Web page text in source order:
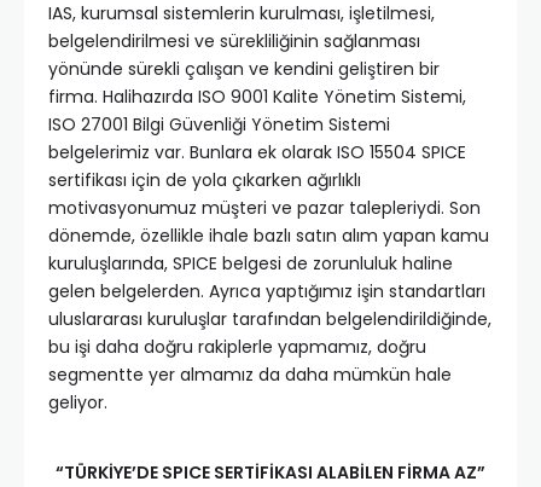
IAS, kurumsal sistemlerin kurulması, işletilmesi,
belgelendirilmesi ve sürekliliğinin sağlanması
yönünde sürekli çalışan ve kendini geliştiren bir
firma. Halihazırda ISO 9001 Kalite Yönetim Sistemi,
ISO 27001 Bilgi Güvenliği Yönetim Sistemi
belgelerimiz var. Bunlara ek olarak ISO 15504 SPICE
sertifikası için de yola çıkarken ağırlıklı
motivasyonumuz müşteri ve pazar talepleriydi. Son
dönemde, özellikle ihale bazlı satın alım yapan kamu
kuruluşlarında, SPICE belgesi de zorunluluk haline
gelen belgelerden. Ayrıca yaptığımız işin standartları
uluslararası kuruluşlar tarafından belgelendirildiğinde,
bu işi daha doğru rakiplerle yapmamız, doğru
segmentte yer almamız da daha mümkün hale
geliyor.
“TÜRKİYE’DE SPICE SERTİFİKASI ALABİLEN FİRMA AZ”